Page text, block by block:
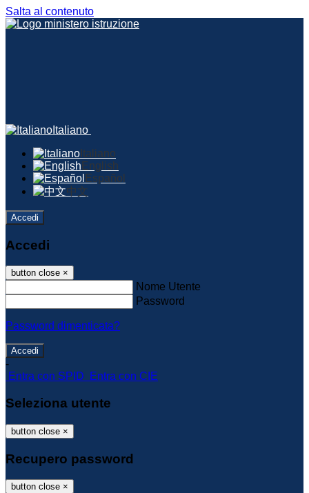
Salta al contenuto
Italiano
Italiano
English
Español
中文
Accedi
Accedi
button close ×
Nome Utente
Password
Password dimenticata?
-
Entra con SPID
Entra con CIE
Seleziona utente
button close ×
Recupero password
button close ×